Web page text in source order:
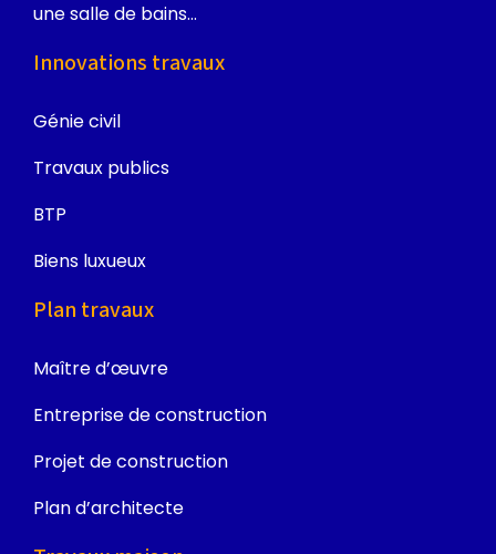
une salle de bains…
Innovations travaux
Génie civil
Travaux publics
BTP
Biens luxueux
Plan travaux
Maître d’œuvre
Entreprise de construction
Projet de construction
Plan d’architecte